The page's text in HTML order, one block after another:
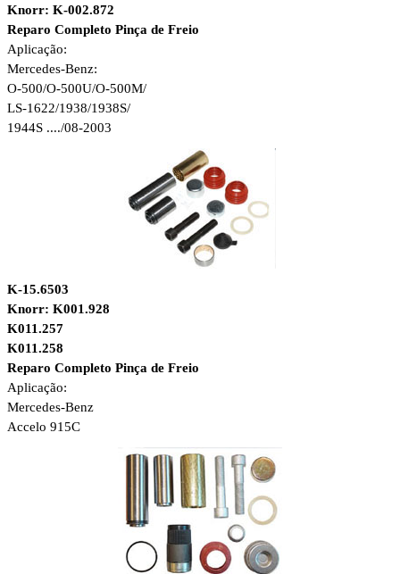
Knorr: K-002.872
Reparo Completo Pinça de Freio
Aplicação:
Mercedes-Benz:
O-500/O-500U/O-500M/
LS-1622/1938/1938S/
1944S ..../08-2003
K-15.6503
Knorr: K001.928
K011.257
K011.258
Reparo Completo Pinça de Freio
Aplicação:
Mercedes-Benz
Accelo 915C